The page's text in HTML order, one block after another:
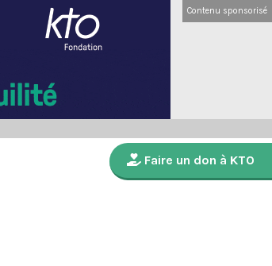
Contenu sponsorisé
Faire un don à KTO